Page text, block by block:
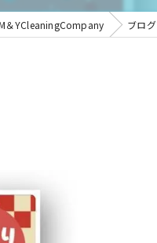
＆YCleaningCompany ブログ